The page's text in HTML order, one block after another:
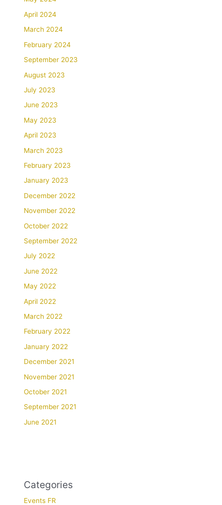
April 2024
March 2024
February 2024
September 2023
August 2023
July 2023
June 2023
May 2023
April 2023
March 2023
February 2023
January 2023
December 2022
November 2022
October 2022
September 2022
July 2022
June 2022
May 2022
April 2022
March 2022
February 2022
January 2022
December 2021
November 2021
October 2021
September 2021
June 2021
Categories
Events FR